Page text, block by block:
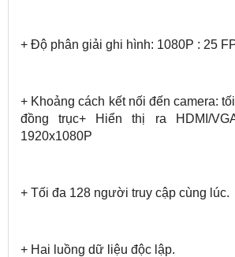
+ Độ phân giải ghi hình: 1080P : 25
+ Khoảng cách kết nối đến camera:
đồng trục+ Hiển thị ra HDMI/
1920x1080P
+ Tối đa 128 người truy cập cùng lúc.
+ Hai luồng dữ liệu độc lập.